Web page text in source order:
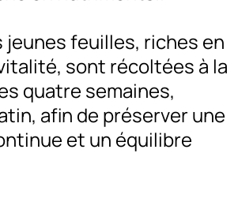
jeunes feuilles, riches en
sont récoltées à la
quatre semaines,
afin de préserver une
et un équilibre